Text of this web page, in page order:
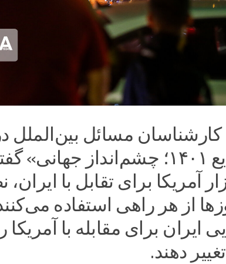
کارشناسان مسائل بین‌الملل
نشست «وقایع ۱۴۰۱؛ چشم‌انداز
آمریکا برای تقابل با
از هر راهی استفاده
ایران برای مقابله با
دهند.